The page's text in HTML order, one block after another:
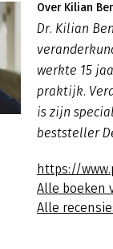
Over Kilian
Dr. Kilian
werkte 15
praktijk.
is zijn
beststeller
https://
Alle boeken
Alle